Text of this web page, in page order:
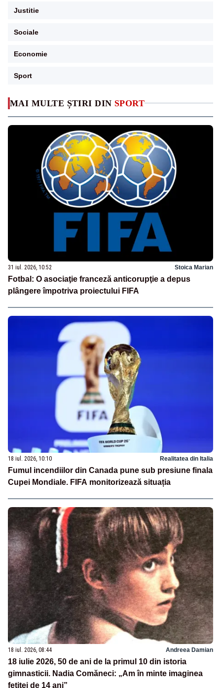
MAI MULTE ȘTIRI DIN SPORT
31 iul. 2026, 10:52 Stoica Marian
Fotbal: O asociaţie franceză anticorupţie a depus
plângere împotriva proiectului FIFA
18 iul. 2026, 10:10 Realitatea din Italia
Fumul incendiilor din Canada pune sub presiune finala
Cupei Mondiale. FIFA monitorizează situația
18 iul. 2026, 08:44 Andreea Damian
18 iulie 2026, 50 de ani de la primul 10 din istoria
gimnasticii. Nadia Comăneci: „Am în minte imaginea
fetiței de 14 ani”
Justitie
Sociale
Economie
Sport